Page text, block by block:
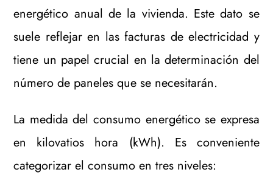
energético anual de la vivienda. Este dato se
suele reflejar en las facturas de electricidad y
tiene un papel crucial en la determinación del
número de paneles que se necesitarán.
La medida del consumo energético se expresa
en kilovatios hora (kWh). Es conveniente
categorizar el consumo en tres niveles: